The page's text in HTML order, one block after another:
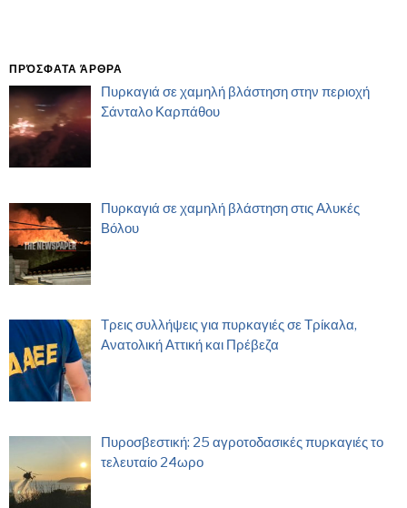
ΠΡΌΣΦΑΤΑ ΆΡΘΡΑ
Πυρκαγιά σε χαμηλή βλάστηση στην περιοχή
Σάνταλο Καρπάθου
Πυρκαγιά σε χαμηλή βλάστηση στις Αλυκές
Βόλου
Τρεις συλλήψεις για πυρκαγιές σε Τρίκαλα,
Ανατολική Αττική και Πρέβεζα
Πυροσβεστική: 25 αγροτοδασικές πυρκαγιές το
τελευταίο 24ωρο